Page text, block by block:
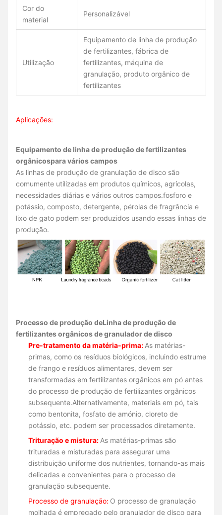
Cor do
material
Personalizável
Utilização
Equipamento de linha de produção
de fertilizantes, fábrica de
fertilizantes, máquina de
granulação, produto orgânico de
fertilizantes
Aplicações:
Equipamento de linha de produção de fertilizantes
orgânicospara vários campos
As linhas de produção de granulação de disco são
comumente utilizadas em produtos químicos, agrícolas,
necessidades diárias e vários outros campos.fosforo e
potássio, composto, detergente, pérolas de fragrância e
lixo de gato podem ser produzidos usando essas linhas de
produção.
Processo de produção deLinha de produção de
fertilizantes orgânicos de granulador de disco
Pre-tratamento da matéria-prima: As matérias-
primas, como os resíduos biológicos, incluindo estrume
de frango e resíduos alimentares, devem ser
transformadas em fertilizantes orgânicos em pó antes
do processo de produção de fertilizantes orgânicos
subsequente.Alternativamente, materiais em pó, tais
como bentonita, fosfato de amónio, cloreto de
potássio, etc. podem ser processados diretamente.
Trituração e mistura: As matérias-primas são
trituradas e misturadas para assegurar uma
distribuição uniforme dos nutrientes, tornando-as mais
delicadas e convenientes para o processo de
granulação subsequente.
Processo de granulação: O processo de granulação
molhada é empregado pelo granulador de disco para